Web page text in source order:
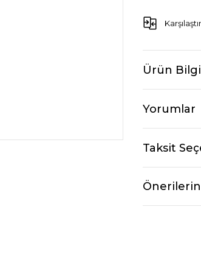
Karşılaştır
Ürün
Yorumlar
Taksit